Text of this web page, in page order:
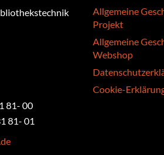
81- 00
81- 01
Allgemeine
Projekt
Allgemeine
Webshop
Cookie-